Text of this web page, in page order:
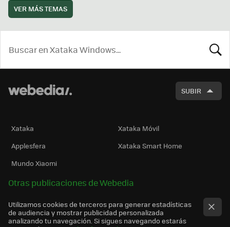
VER MÁS TEMAS
SUBIR
Xataka
Xataka Móvil
Applesfera
Xataka Smart Home
Mundo Xiaomi
Otras publicaciones de Webedia
Utilizamos cookies de terceros para generar estadísticas
de audiencia y mostrar publicidad personalizada
analizando tu navegación. Si sigues navegando estarás